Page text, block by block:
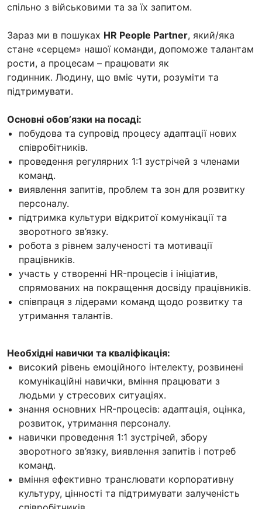
спільно з військовими та за їх запитом.
Зараз ми в пошуках HR People Partner, який/яка
стане «серцем» нашої команди, допоможе талантам
рости, а процесам – працювати як
годинник. Людину, що вміє чути, розуміти та
підтримувати.
Основні обовʼязки на посаді:
побудова та супровід процесу адаптації нових
співробітників.
проведення регулярних 1:1 зустрічей з членами
команд.
виявлення запитів, проблем та зон для розвитку
персоналу.
підтримка культури відкритої комунікації та
зворотного зв’язку.
робота з рівнем залученості та мотивації
працівників.
участь у створенні HR-процесів і ініціатив,
спрямованих на покращення досвіду працівників.
співпраця з лідерами команд щодо розвитку та
утримання талантів.
Необхідні навички та кваліфікація:
високий рівень емоційного інтелекту, розвинені
комунікаційні навички, вміння працювати з
людьми у стресових ситуаціях.
знання основних HR-процесів: адаптація, оцінка,
розвиток, утримання персоналу.
навички проведення 1:1 зустрічей, збору
зворотного зв’язку, виявлення запитів і потреб
команд.
вміння ефективно транслювати корпоративну
культуру, цінності та підтримувати залученість